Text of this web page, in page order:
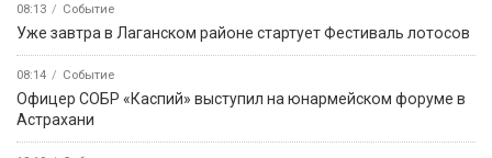
08:13 Событие
Уже завтра в Лаганском районе стартует Фестиваль лотосов
08:14 Событие
Офицер СОБР «Каспий» выступил на юнармейском форуме в
Астрахани